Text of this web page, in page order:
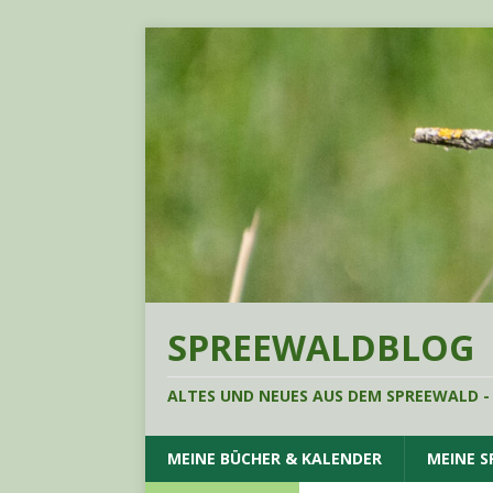
SPREEWALDBLOG
ALTES UND NEUES AUS DEM SPREEWALD
MEINE BÜCHER & KALENDER MEINE